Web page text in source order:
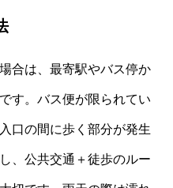
合は、最寄駅やバス停か
す。バス便が限られてい
口の間に歩く部分が発生
、公共交通＋徒歩のルー